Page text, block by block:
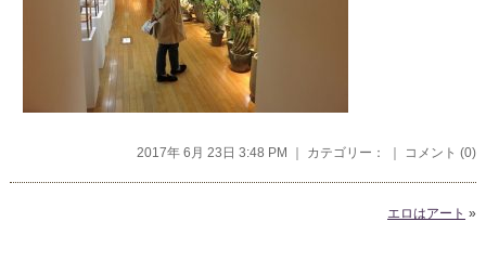
2017年 6月 23日 3:48 PM ｜ カテゴリー： ｜ コメント (0)
エロはアート »